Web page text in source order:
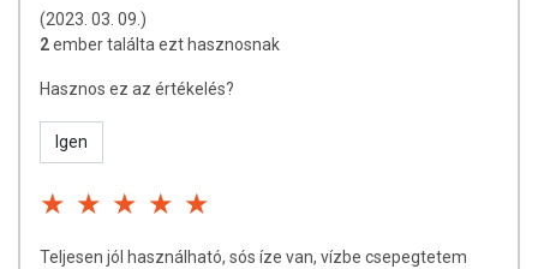
(2023. 03. 09.)
2ember találta ezt hasznosnak
Hasznos ez az értékelés?
Igen
Teljesen jól használható, sós íze van, vízbe csepegtetem